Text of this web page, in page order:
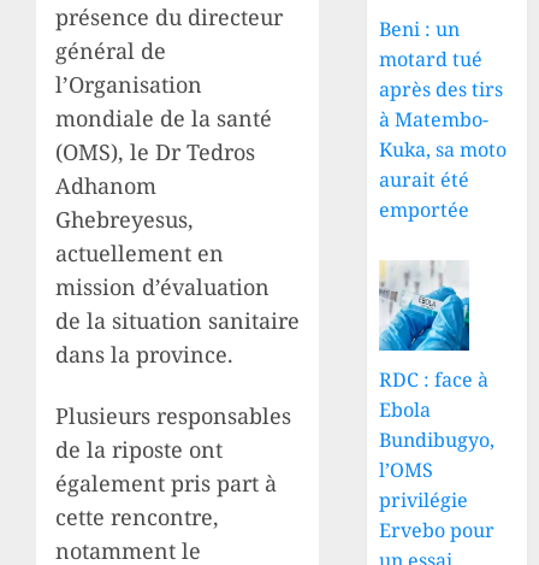
présence du directeur
général de
l’Organisation
mondiale de la santé
(OMS), le Dr Tedros
Adhanom
Ghebreyesus,
actuellement en
mission d’évaluation
de la situation sanitaire
dans la province.
Plusieurs responsables
de la riposte ont
également pris part à
cette rencontre,
notamment le
Beni : un
motard tué
après des tirs
à Matembo-
Kuka, sa moto
aurait été
emportée
RDC : face à
Ebola
Bundibugyo,
l’OMS
privilégie
Ervebo pour